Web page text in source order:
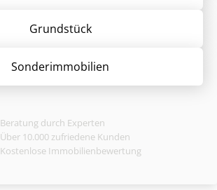
Grund­stück
Sonder­immobilien
Beratung durch Experten
Über 10.000 zufriedene Kunden
Kostenlose Immobilienbewertung